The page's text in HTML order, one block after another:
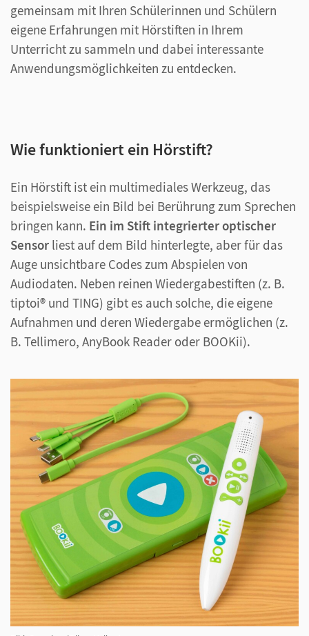
gemeinsam mit Ihren Schülerinnen und Schülern
eigene Erfahrungen mit Hörstiften in Ihrem
Unterricht zu sammeln und dabei interessante
Anwendungsmöglichkeiten zu entdecken.
Wie funktioniert ein Hörstift?
Ein Hörstift ist ein multimediales Werkzeug, das
beispielsweise ein Bild bei Berührung zum Sprechen
bringen kann. Ein im Stift integrierter optischer
Sensor liest auf dem Bild hinterlegte, aber für das
Auge unsichtbare Codes zum Abspielen von
Audiodaten. Neben reinen Wiedergabestiften (z. B.
tiptoi® und TING) gibt es auch solche, die eigene
Aufnahmen und deren Wiedergabe ermöglichen (z.
B. Tellimero, AnyBook Reader oder BOOKii).